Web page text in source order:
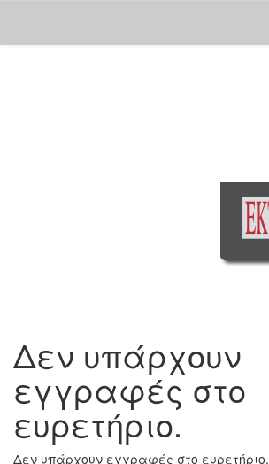
Δεν υπάρχουν
εγγραφές στο
ευρετήριο.
Δεν υπάρχουν εγγραφές στο ευρετήριο.